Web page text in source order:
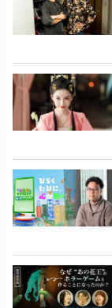
インタビューの記